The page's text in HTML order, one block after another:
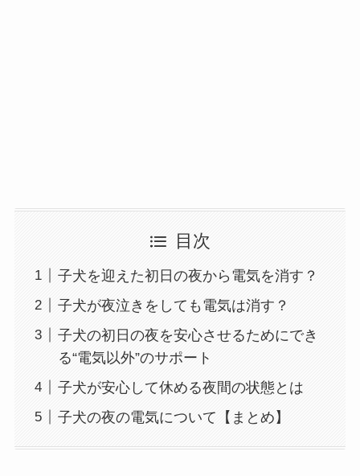
目次
子犬を迎えた初日の夜から電気を消す？
子犬が夜泣きをしても電気は消す？
子犬の初日の夜を安心させるためにでき
る“電気以外”のサポート
子犬が安心して休める夜間の状態とは
子犬の夜の電気について【まとめ】